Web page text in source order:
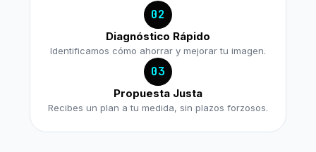
02
Diagnóstico Rápido
Identificamos cómo ahorrar y mejorar tu imagen.
03
Propuesta Justa
Recibes un plan a tu medida, sin plazos forzosos.